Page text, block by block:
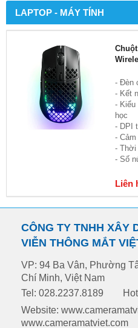
LAPTOP - MÁY TÍNH
- Đèn
- Kết
- Kiểu
học
- DPI
-
- Thời
- Số
Liên
CÔNG TY TNHH XÂY
VIỄN THÔNG MẮT
VP: 94 Ba Vân, Phường
Chí Minh, Việt Nam
Tel: 028.2237.8189
Website:
www.cameramatviet.com